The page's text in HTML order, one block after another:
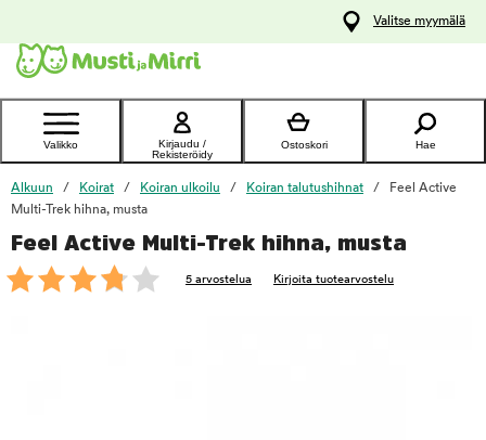
Ota yhteyttä
asiakaspalveluun
Valitse myymälä
Valikko
Kirjaudu /
Rekisteröidy
Ostoskori Hae
Alkuun Koirat Koiran ulkoilu Koiran talutushihnat
Feel Active
Multi-Trek hihna, musta
Feel Active Multi-Trek hihna, musta
5 arvostelua Kirjoita tuotearvostelu
foo